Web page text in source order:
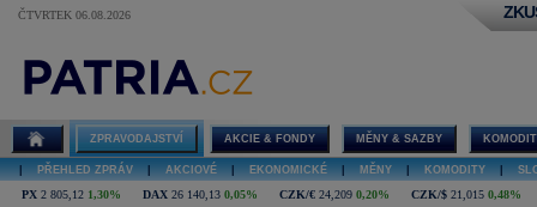
ČTVRTEK 06.08.2026
ZPRAVODAJSTVÍ AKCIE & FONDY MĚNY & SAZBY
PŘEHLED ZPRÁV AKCIOVÉ EKONOMICKÉ MĚNY KOMODITY
PX 2 805,12 1,30% DAX 26 140,13 0,05% CZK/€ 24,209 0,20% CZK/$ 21,015 0,48%